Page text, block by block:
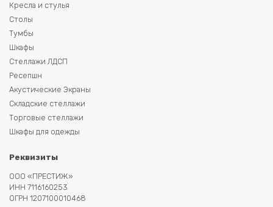
Кресла и стулья
Столы
Тумбы
Шкафы
Стеллажи ЛДСП
Ресепшн
Акустические Экраны
Складские стеллажи
Торговые стеллажи
Шкафы для одежды
Реквизиты
ООО «ПРЕСТИЖ»
ИНН 7116160253
ОГРН 1207100010468